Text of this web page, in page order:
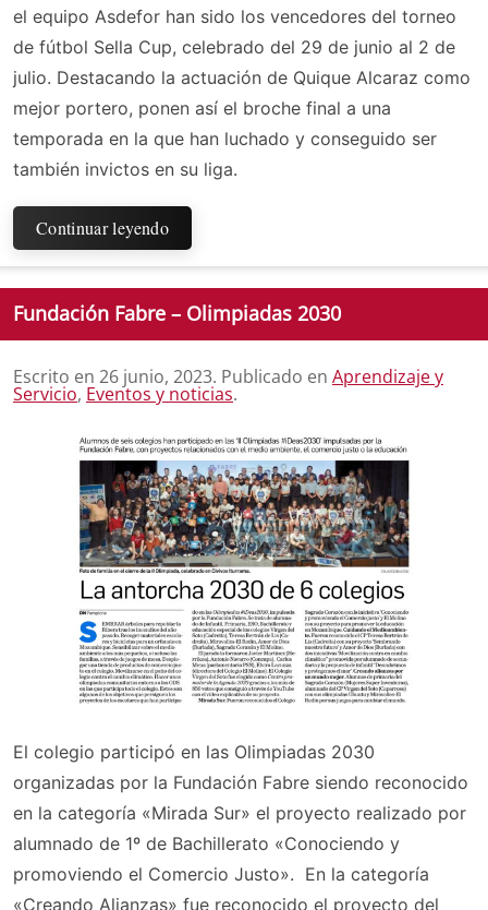
el equipo Asdefor han sido los vencedores del torneo
de fútbol Sella Cup, celebrado del 29 de junio al 2 de
julio. Destacando la actuación de Quique Alcaraz como
mejor portero, ponen así el broche final a una
temporada en la que han luchado y conseguido ser
también invictos en su liga.
Continuar leyendo
Fundación Fabre – Olimpiadas 2030
Escrito en 26 junio, 2023. Publicado en Aprendizaje y
Servicio, Eventos y noticias.
El colegio participó en las Olimpiadas 2030
organizadas por la Fundación Fabre siendo reconocido
en la categoría «Mirada Sur» el proyecto realizado por
alumnado de 1º de Bachillerato «Conociendo y
promoviendo el Comercio Justo». En la categoría
«Creando Alianzas» fue reconocido el proyecto del